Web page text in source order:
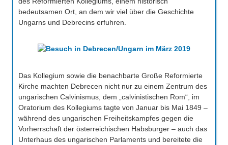
bedeutsamen Ort, an dem wir viel über die Geschichte
Ungarns und Debrecins erfuhren.
Das Kollegium sowie die benachbarte Große Reformierte
Kirche machten Debrecen nicht nur zu einem Zentrum des
ungarischen Calvinismus, dem „calvinistischen Rom“, im
Oratorium des Kollegiums tagte von Januar bis Mai 1849 –
während des ungarischen Freiheitskampfes gegen die
Vorherrschaft der österreichischen Habsburger – auch das
Unterhaus des ungarischen Parlaments und bereitete die